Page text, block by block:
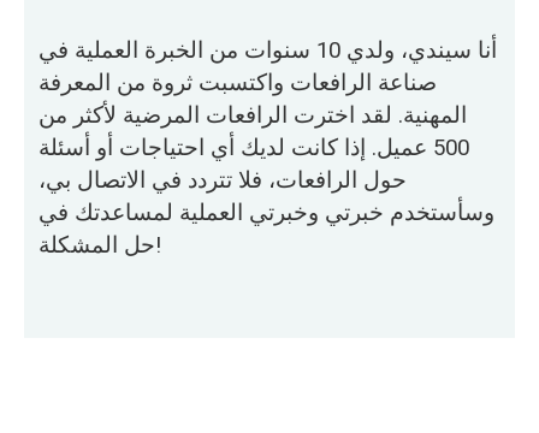
أنا سيندي، ولدي 10 سنوات من الخبرة العملية في
صناعة الرافعات واكتسبت ثروة من المعرفة
المهنية. لقد اخترت الرافعات المرضية لأكثر من
500 عميل. إذا كانت لديك أي احتياجات أو أسئلة
حول الرافعات، فلا تتردد في الاتصال بي،
وسأستخدم خبرتي وخبرتي العملية لمساعدتك في
حل المشكلة!